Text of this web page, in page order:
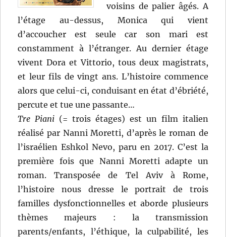
voisins de palier âgés. A
l’étage au-dessus, Monica qui vient
d’accoucher est seule car son mari est
constamment à l’étranger. Au dernier étage
vivent Dora et Vittorio, tous deux magistrats,
et leur fils de vingt ans. L’histoire commence
alors que celui-ci, conduisant en état d’ébriété,
percute et tue une passante…
Tre Piani (= trois étages) est un film italien
réalisé par Nanni Moretti, d’après le roman de
l’israélien Eshkol Nevo, paru en 2017. C’est la
première fois que Nanni Moretti adapte un
roman. Transposée de Tel Aviv à Rome,
l’histoire nous dresse le portrait de trois
familles dysfonctionnelles et aborde plusieurs
thèmes majeurs : la transmission
parents/enfants, l’éthique, la culpabilité, les